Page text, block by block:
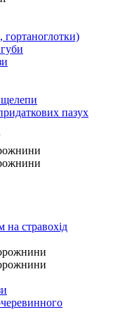
гортаноглотки)
щелепи
пазух
на стравохід